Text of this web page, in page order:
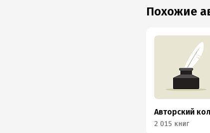
Похожие
2 015 книг